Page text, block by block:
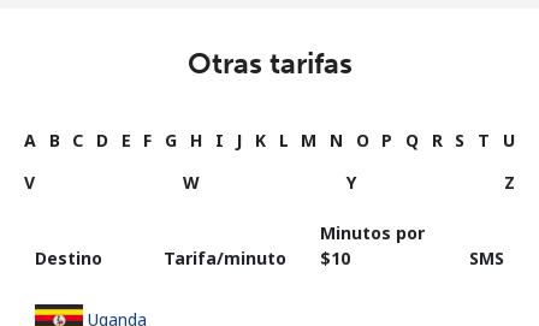
Otras tarifas
A B C D E F G H I J K L M N O P Q R S T
U
V
W Y Z
Destino Tarifa/minuto
Minutos por
⁦$10⁩
SMS
Uganda